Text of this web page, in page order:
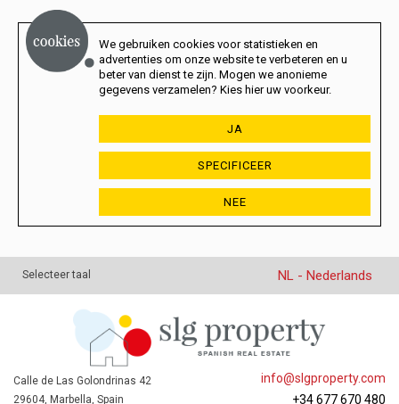
We gebruiken cookies voor statistieken en
advertenties om onze website te verbeteren en u
beter van dienst te zijn. Mogen we anonieme
gegevens verzamelen? Kies hier uw voorkeur.
JA
SPECIFICEER
NEE
Selecteer taal NL - Nederlands
info@slgproperty.com
+34 677 670 480
Calle de Las Golondrinas 42
29604, Marbella, Spain